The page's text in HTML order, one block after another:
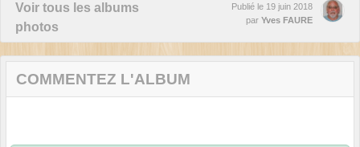
Voir tous les albums
photos
Publié le 19 juin 2018
par Yves FAURE
COMMENTEZ L'ALBUM